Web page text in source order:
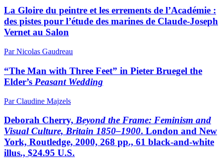
La Gloire du peintre et les errements de l’Académie :
des pistes pour l’étude des marines de Claude-Joseph
Vernet au Salon
Par Nicolas Gaudreau
“The Man with Three Feet” in Pieter Bruegel the
Elder’s Peasant Wedding
Par Claudine Majzels
Deborah Cherry, Beyond the Frame: Feminism and
Visual Culture, Britain 1850–1900. London and New
York, Routledge, 2000, 268 pp., 61 black-and-white
illus., $24.95 U.S.